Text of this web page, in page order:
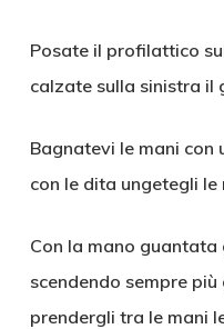
Posate il profilattico
calzate sulla sinistra il
Bagnatevi le mani con
con le dita ungetegli le
Con la mano
scendendo sempre
prendergli tra le mani